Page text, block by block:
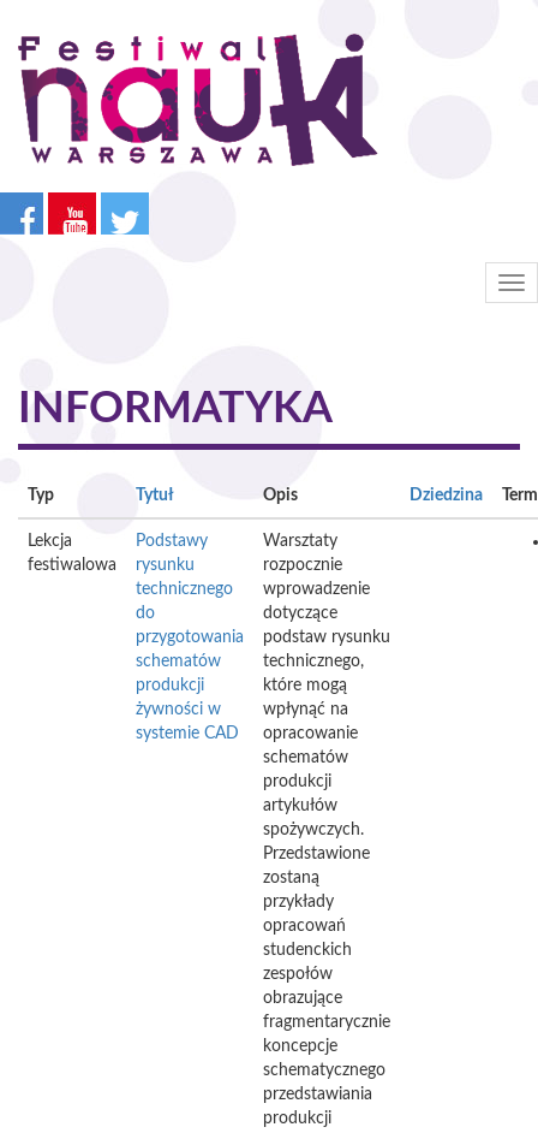
Przejdź
treści
INFORMATYKA
Typ Tytuł Opis Dziedzina
Lekcja
festiwalowa
Podstawy
rysunku
technicznego
do
przygotowania
schematów
produkcji
żywności w
systemie CAD
Warsztaty
rozpocznie
wprowadzenie
dotyczące
podstaw rysunku
technicznego,
które mogą
wpłynąć na
opracowanie
schematów
produkcji
artykułów
spożywczych.
Przedstawione
zostaną
przykłady
opracowań
studenckich
zespołów
obrazujące
fragmentarycznie
koncepcje
schematycznego
przedstawiania
produkcji